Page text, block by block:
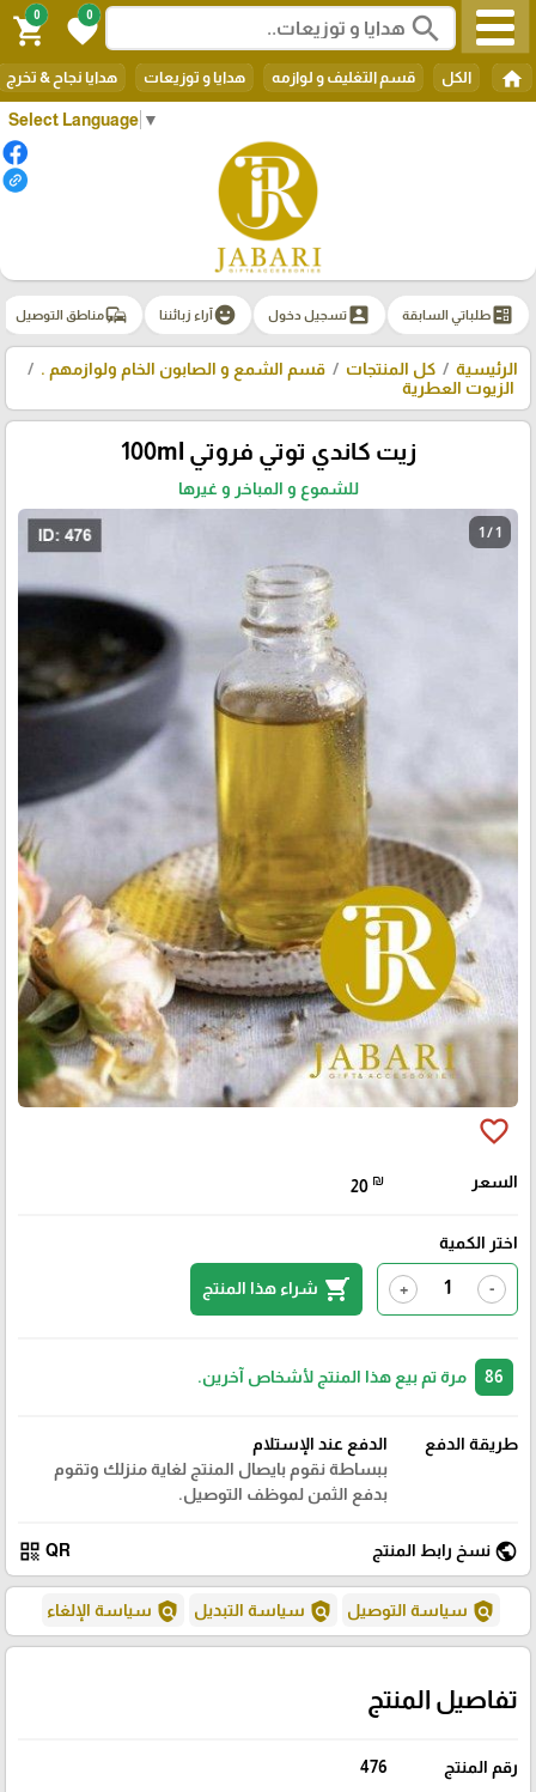
Select Language ▼
search
0
favorite
0
shopping_cart
home الكل قسم التغليف و لوازمه هدايا و توزيعات هدايا نجاح & تخرج
ballotطلباتي السابقة account_boxتسجيل دخول emoji_emotionsآراء زبائننا commuteمناطق التوصيل
الرئيسية كل المنتجات
قسم الشمع و الصابون الخام ولوازمهم .
الزيوت العطرية
زيت كاندي توتي فروتي 100ml
للشموع و المباخر و غيرها
1 / 1
favorite_border
السعر 20 ₪
اختر الكمية
-
+
shopping_cart شراء هذا المنتج
مرة تم بيع هذا المنتج لأشخاص آخرين.
طريقة الدفع
الدفع عند الإستلام
ببساطة نقوم بايصال المنتج لغاية منزلك وتقوم
بدفع الثمن لموظف التوصيل.
public نسخ رابط المنتج QR
qr_code
policy سياسة التوصيل policy سياسة التبديل policy سياسة الإلغاء
تفاصيل المنتج
رقم المنتج 476